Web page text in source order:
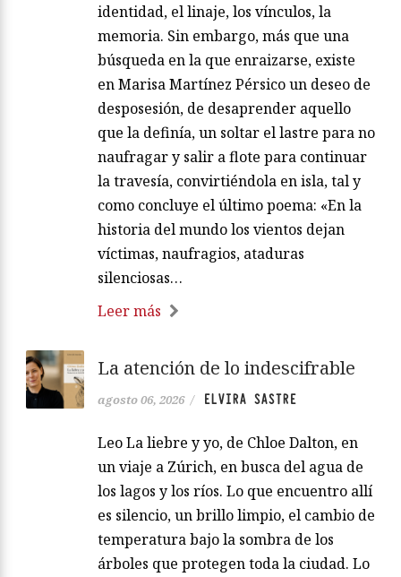
identidad, el linaje, los vínculos, la
memoria. Sin embargo, más que una
búsqueda en la que enraizarse, existe
en Marisa Martínez Pérsico un deseo de
desposesión, de desaprender aquello
que la definía, un soltar el lastre para no
naufragar y salir a flote para continuar
la travesía, convirtiéndola en isla, tal y
como concluye el último poema: «En la
historia del mundo los vientos dejan
víctimas, naufragios, ataduras
silenciosas…
Leer más
La atención de lo indescifrable
agosto 06, 2026 / ELVIRA SASTRE
Leo La liebre y yo, de Chloe Dalton, en
un viaje a Zúrich, en busca del agua de
los lagos y los ríos. Lo que encuentro allí
es silencio, un brillo limpio, el cambio de
temperatura bajo la sombra de los
árboles que protegen toda la ciudad. Lo